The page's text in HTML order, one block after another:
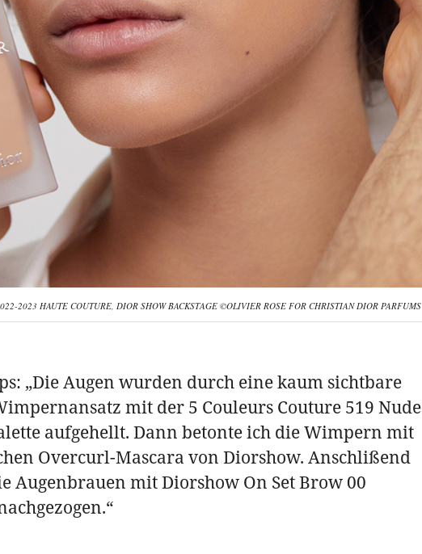
2023 HAUTE COUTURE, DIOR SHOW BACKSTAGE ©OLIVIER ROSE FOR CHRISTIAN DIOR PARFUMS
„Die Augen wurden durch eine kaum sichtbare
mit der 5 Couleurs Couture 519 Nude
aufgehellt. Dann betonte ich die Wimpern mit
Overcurl-Mascara von Diorshow. Anschlißend
Augenbrauen mit Diorshow On Set Brow 00